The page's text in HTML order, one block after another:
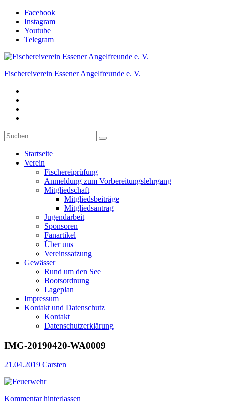
Zum
Inhalt
springen
Facebook
Instagram
Youtube
Telegram
Fischereiverein Essener Angelfreunde e. V.
Der Angelverein in Essen.
Suche
nach:
Startseite
Verein
Fischereiprüfung
Anmeldung zum Vorbereitungslehrgang
Mitgliedschaft
Mitgliedsbeiträge
Mitgliedsantrag
Jugendarbeit
Sponsoren
Fanartikel
Über uns
Vereinssatzung
Gewässer
Rund um den See
Bootsordnung
Lageplan
Impressum
Kontakt und Datenschutz
Kontakt
Datenschutzerklärung
IMG-20190420-WA0009
21.04.2019 Carsten
Kommentar hinterlassen